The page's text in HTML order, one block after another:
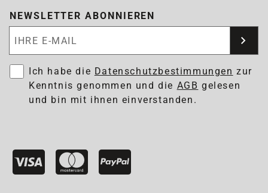
NEWSLETTER ABONNIEREN
Ich habe die Datenschutzbestimmungen zur
Kenntnis genommen und die AGB gelesen
und bin mit ihnen einverstanden.